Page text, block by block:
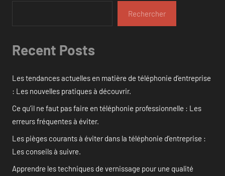
Rechercher
Recent Posts
Les tendances actuelles en matière de téléphonie d’entreprise
: Les nouvelles pratiques à découvrir.
Ce qu’il ne faut pas faire en téléphonie professionnelle : Les
erreurs fréquentes à éviter.
Les pièges courants à éviter dans la téléphonie d’entreprise :
Les conseils à suivre.
Apprendre les techniques de vernissage pour une qualité